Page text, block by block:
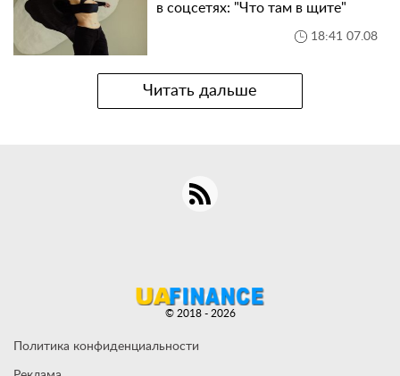
в соцсетях: "Что там в щите"
18:41 07.08
Читать дальше
Политика конфиденциальности
© 2018 - 2026